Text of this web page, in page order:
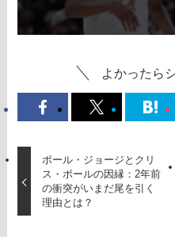
よかったら
ポール・ジョージとクリ
ス・ポールの因縁：2年前
の衝突がいまだ尾を引く
理由とは？